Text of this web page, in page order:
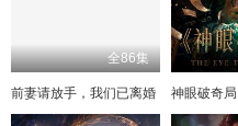
全86集
前妻请放手，我们已离婚 神眼破奇局